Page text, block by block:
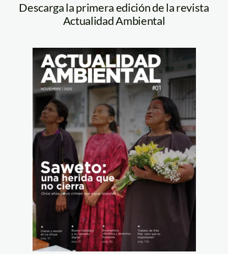
Descarga la primera edición de la revista
Actualidad Ambiental